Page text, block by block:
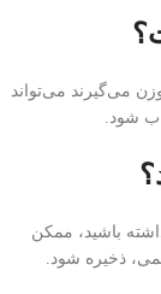
می‌گیرند می‌تواند
شود.
باشید، ممکن
ذخیره شود.